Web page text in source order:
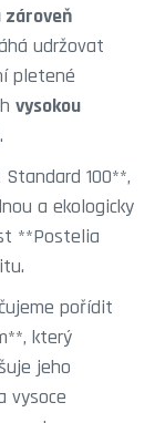
zároveň
udržovat
pletené
vysokou
.
100**,
a ekologicky
**Postelia
pořídit
který
jeho
vysoce